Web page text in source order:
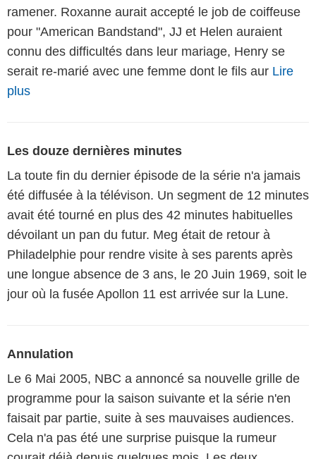
ramener. Roxanne aurait accepté le job de coiffeuse
pour "American Bandstand", JJ et Helen auraient
connu des difficultés dans leur mariage, Henry se
serait re-marié avec une femme dont le fils aur Lire
plus
Les douze dernières minutes
La toute fin du dernier épisode de la série n'a jamais
été diffusée à la télévison. Un segment de 12 minutes
avait été tourné en plus des 42 minutes habituelles
dévoilant un pan du futur. Meg était de retour à
Philadelphie pour rendre visite à ses parents après
une longue absence de 3 ans, le 20 Juin 1969, soit le
jour où la fusée Apollon 11 est arrivée sur la Lune.
Annulation
Le 6 Mai 2005, NBC a annoncé sa nouvelle grille de
programme pour la saison suivante et la série n'en
faisait par partie, suite à ses mauvaises audiences.
Cela n'a pas été une surprise puisque la rumeur